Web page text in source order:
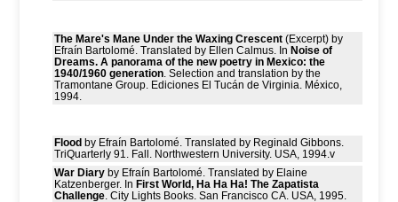
The Mare's Mane Under the Waxing Crescent(Excerpt) by
Efraín Bartolomé. Translated by Ellen Calmus. In Noise of
Dreams. A panorama of the new poetry in Mexico: the
1940/1960 generation. Selection and translation by the
Tramontane Group. Ediciones El Tucán de Virginia. México,
1994.
Flood by Efraín Bartolomé. Translated by Reginald Gibbons.
TriQuarterly 91. Fall. Northwestern University. USA, 1994.v
War Diaryby Efraín Bartolomé. Translated by Elaine
Katzenberger. In First World, Ha Ha Ha! The Zapatista
Challenge. City Lights Books. San Francisco CA. USA, 1995.